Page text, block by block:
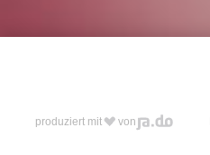
produziert mit von